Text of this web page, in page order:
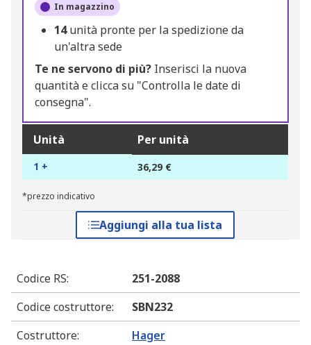
In magazzino
14unità pronte per la spedizione da
un'altra sede
Te ne servono di più? Inserisci la nuova
quantità e clicca su "Controlla le date di
consegna".
Unità Per unità
1 + 36,29 €
*prezzo indicativo
Aggiungi alla tua lista
Codice RS:
251-2088
Codice costruttore:
SBN232
Costruttore: Hager